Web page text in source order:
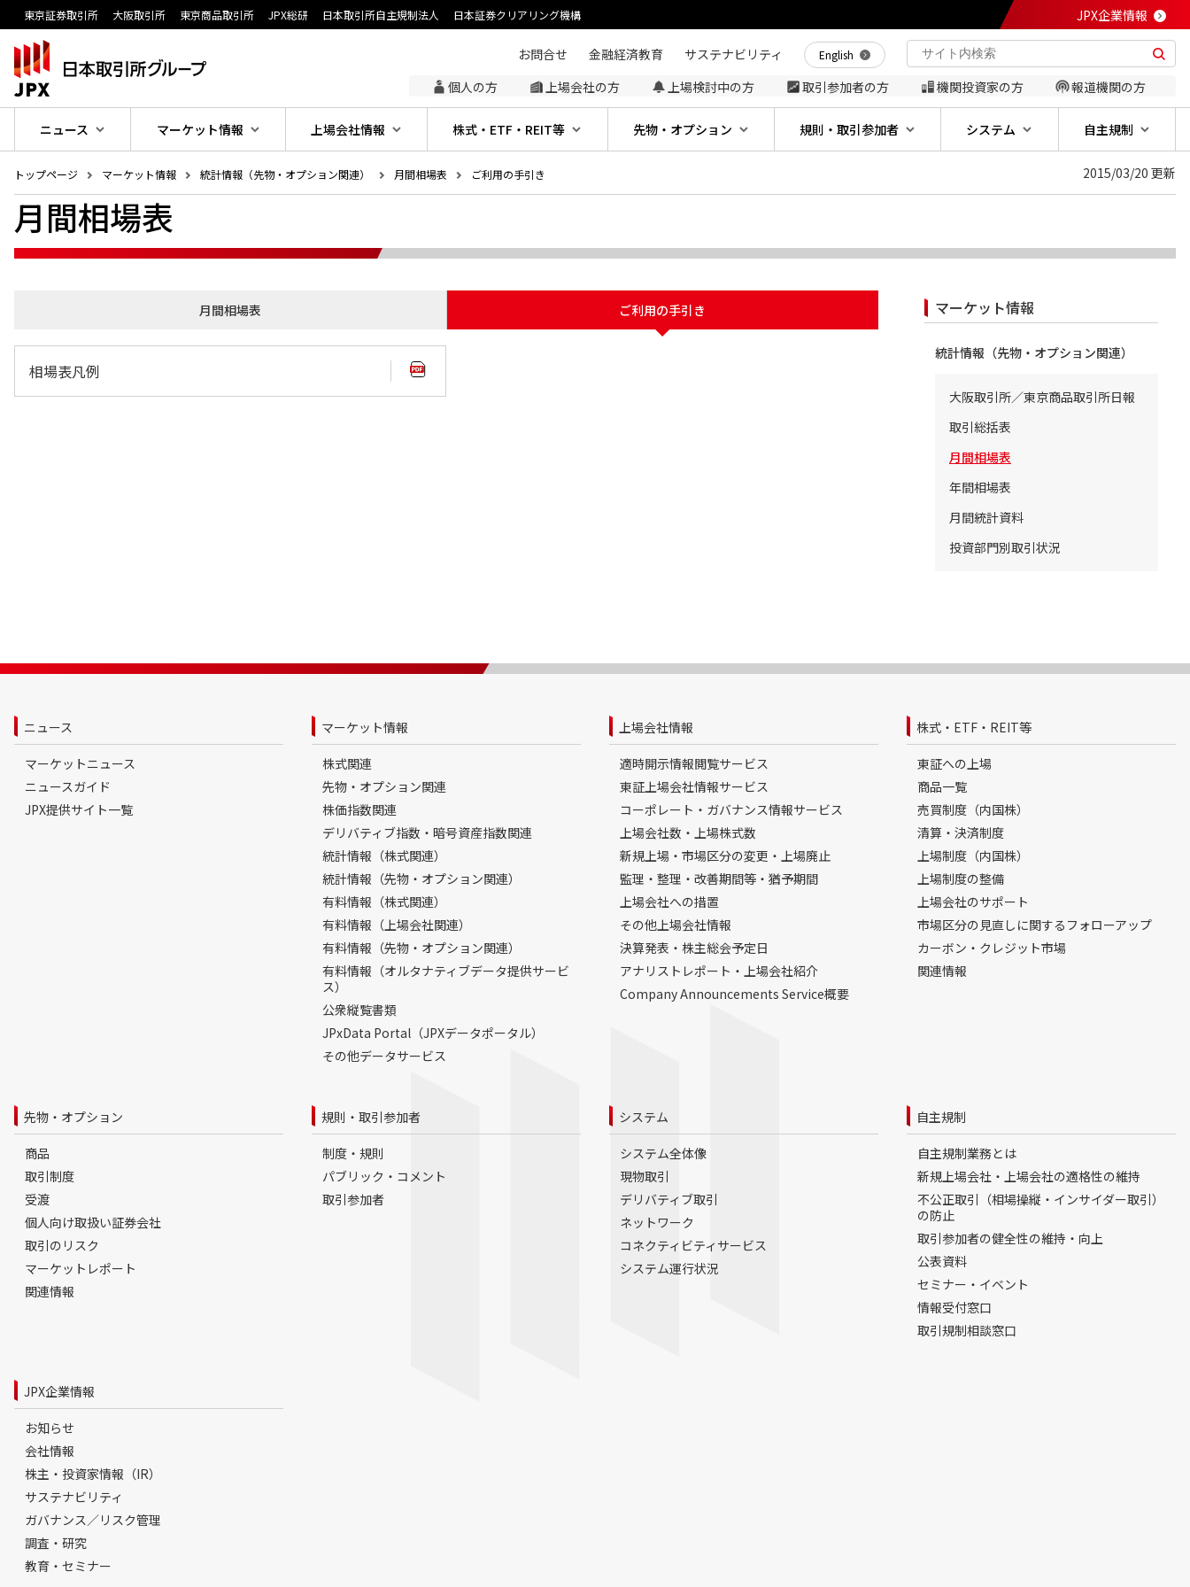
東京証券取引所 大阪取引所 東京商品取引所 JPX総研 日本取引所自主規制法人 日本証券クリアリング機構 JPX企業情報
ニュース マーケット情報 上場会社情報 株式・ETF・REIT等 先物・オプション 規則・取引参加者 システム 自主規制
個人の方 上場会社の方 上場検討中の方 取引参加者の方 機関投資家の方 報道機関の方
お問合せ 金融経済教育 サステナビリティ English
トップページ マーケット情報 統計情報（先物・オプション関連） 月間相場表 ご利用の手引き 2015/03/20 更新
月間相場表
月間相場表 ご利用の手引き
相場表凡例
マーケット情報
統計情報（先物・オプション関連）
大阪取引所／東京商品取引所日報
取引総括表
月間相場表
年間相場表
月間統計資料
投資部門別取引状況
ニュース
マーケットニュース
ニュースガイド
JPX提供サイト一覧
マーケット情報
株式関連
先物・オプション関連
株価指数関連
デリバティブ指数・暗号資産指数関連
統計情報（株式関連）
統計情報（先物・オプション関連）
有料情報（株式関連）
有料情報（上場会社関連）
有料情報（先物・オプション関連）
有料情報（オルタナティブデータ提供サービ
ス）
公衆縦覧書類
JPxData Portal（JPXデータポータル）
その他データサービス
上場会社情報
適時開示情報閲覧サービス
東証上場会社情報サービス
コーポレート・ガバナンス情報サービス
上場会社数・上場株式数
新規上場・市場区分の変更・上場廃止
監理・整理・改善期間等・猶予期間
上場会社への措置
その他上場会社情報
決算発表・株主総会予定日
アナリストレポート・上場会社紹介
Company Announcements Service概要
株式・ETF・REIT等
東証への上場
商品一覧
売買制度（内国株）
清算・決済制度
上場制度（内国株）
上場制度の整備
上場会社のサポート
市場区分の見直しに関するフォローアップ
カーボン・クレジット市場
関連情報
先物・オプション
商品
取引制度
受渡
個人向け取扱い証券会社
取引のリスク
マーケットレポート
関連情報
規則・取引参加者
制度・規則
パブリック・コメント
取引参加者
システム
システム全体像
現物取引
デリバティブ取引
ネットワーク
コネクティビティサービス
システム運行状況
自主規制
自主規制業務とは
新規上場会社・上場会社の適格性の維持
不公正取引（相場操縦・インサイダー取引）
の防止
取引参加者の健全性の維持・向上
公表資料
セミナー・イベント
情報受付窓口
取引規制相談窓口
JPX企業情報
お知らせ
会社情報
株主・投資家情報（IR）
サステナビリティ
ガバナンス／リスク管理
調査・研究
教育・セミナー